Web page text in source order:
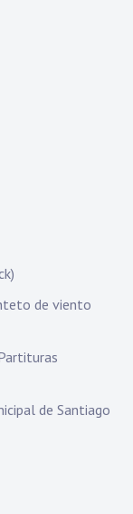
de viento
de Santiago